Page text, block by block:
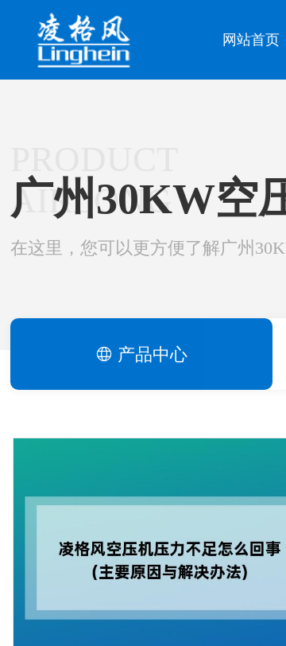
网站首页
AIRLONG
广州30KW空
在这里，您可以更方便了解广州
产品中心